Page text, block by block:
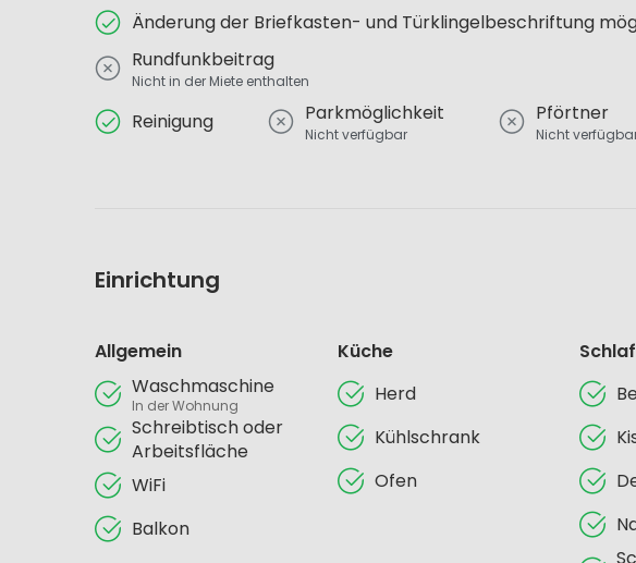
Änderung der Briefkasten- und Türklingelbeschriftung
Rundfunkbeitrag
Nicht in der Miete enthalten
Reinigung Parkmöglichkeit
Nicht verfügbar
Pförtner
Nicht
Einrichtung
Allgemein
Waschmaschine
In der Wohnung
Schreibtisch oder
Arbeitsfläche
WiFi
Balkon
Küche
Herd
Kühlschrank
Ofen